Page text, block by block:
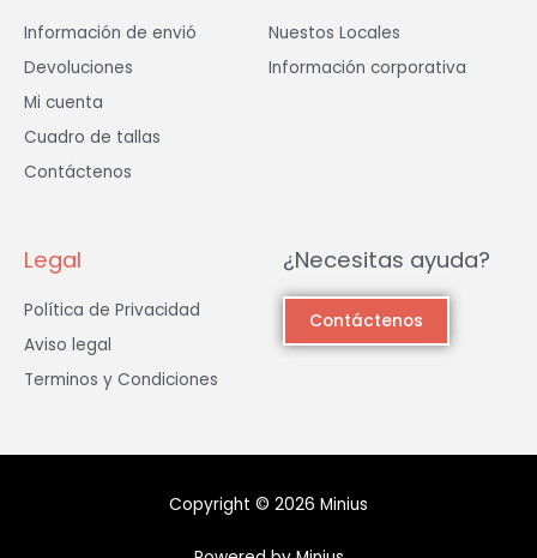
Información de envió
Devoluciones
Mi cuenta
Cuadro de tallas
Contáctenos
Nuestos Locales
Información corporativa
Legal
Política de Privacidad
Aviso legal
Terminos y Condiciones
¿Necesitas ayuda?
Contáctenos
Copyright © 2026 Minius